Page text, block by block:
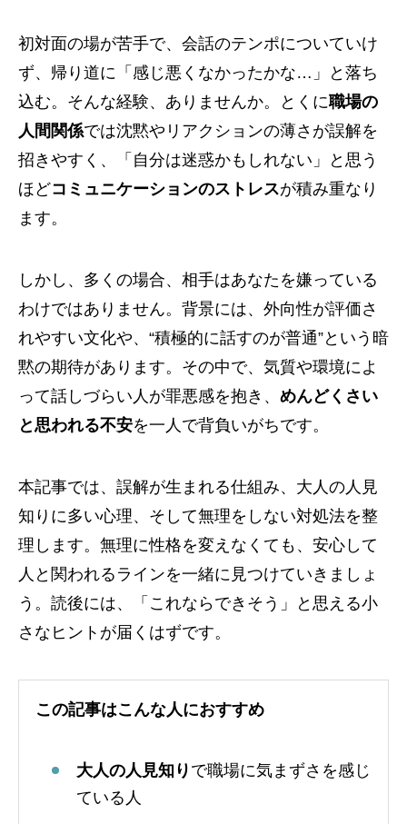
初対面の場が苦手で、会話のテンポについていけ
ず、帰り道に「感じ悪くなかったかな…」と落ち
込む。そんな経験、ありませんか。とくに職場の
人間関係では沈黙やリアクションの薄さが誤解を
招きやすく、「自分は迷惑かもしれない」と思う
ほどコミュニケーションのストレスが積み重なり
ます。
しかし、多くの場合、相手はあなたを嫌っている
わけではありません。背景には、外向性が評価さ
れやすい文化や、“積極的に話すのが普通”という暗
黙の期待があります。その中で、気質や環境によ
って話しづらい人が罪悪感を抱き、 めんどくさい
と思われる不安を一人で背負いがちです。
本記事では、誤解が生まれる仕組み、大人の人見
知りに多い心理、そして無理をしない対処法を整
理します。無理に性格を変えなくても、安心して
人と関われるラインを一緒に見つけていきましょ
う。読後には、「これならできそう」と思える小
さなヒントが届くはずです。
この記事はこんな人におすすめ
大人の人見知り で職場に気まずさを感じ
ている人